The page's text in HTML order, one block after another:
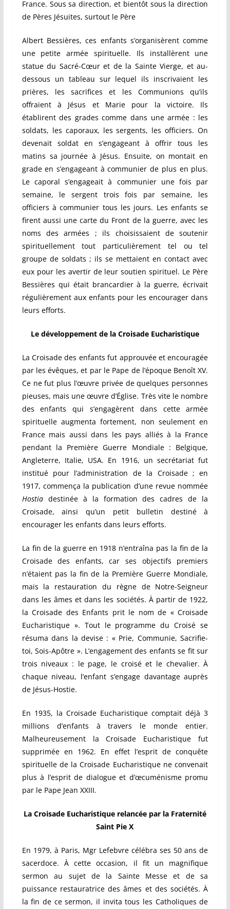
France. Sous sa direction, et bientôt sous la direction
de Pères Jésuites, surtout le Père
Albert Bessières, ces enfants s’organisèrent comme
une petite armée spirituelle. Ils installèrent une
statue du Sacré-Cœur et de la Sainte Vierge, et au-
dessous un tableau sur lequel ils inscrivaient les
prières, les sacrifices et les Communions qu’ils
offraient à Jésus et Marie pour la victoire. Ils
établirent des grades comme dans une armée : les
soldats, les caporaux, les sergents, les officiers. On
devenait soldat en s’engageant à offrir tous les
matins sa journée à Jésus. Ensuite, on montait en
grade en s’engageant à communier de plus en plus.
Le caporal s’engageait à communier une fois par
semaine, le sergent trois fois par semaine, les
officiers à communier tous les jours. Les enfants se
firent aussi une carte du Front de la guerre, avec les
noms des armées ; ils choisissaient de soutenir
spirituellement tout particulièrement tel ou tel
groupe de soldats ; ils se mettaient en contact avec
eux pour les avertir de leur soutien spirituel. Le Père
Bessières qui était brancardier à la guerre, écrivait
régulièrement aux enfants pour les encourager dans
leurs efforts.
Le développement de la Croisade Eucharistique
La Croisade des enfants fut approuvée et encouragée
par les évêques, et par le Pape de l’époque Benoît XV.
Ce ne fut plus l’œuvre privée de quelques personnes
pieuses, mais une œuvre d’Église. Très vite le nombre
des enfants qui s’engagèrent dans cette armée
spirituelle augmenta fortement, non seulement en
France mais aussi dans les pays alliés à la France
pendant la Première Guerre Mondiale : Belgique,
Angleterre, Italie, USA. En 1916, un secrétariat fut
institué pour l’administration de la Croisade ; en
1917, commença la publication d’une revue nommée
Hostia destinée à la formation des cadres de la
Croisade, ainsi qu’un petit bulletin destiné à
encourager les enfants dans leurs efforts.
La fin de la guerre en 1918 n’entraîna pas la fin de la
Croisade des enfants, car ses objectifs premiers
n’étaient pas la fin de la Première Guerre Mondiale,
mais la restauration du règne de Notre-Seigneur
dans les âmes et dans les sociétés. À partir de 1922,
la Croisade des Enfants prit le nom de « Croisade
Eucharistique ». Tout le programme du Croisé se
résuma dans la devise : « Prie, Communie, Sacrifie-
toi, Sois-Apôtre ». L’engagement des enfants se fit sur
trois niveaux : le page, le croisé et le chevalier. À
chaque niveau, l’enfant s’engage davantage auprès
de Jésus-Hostie.
En 1935, la Croisade Eucharistique comptait déjà 3
millions d’enfants à travers le monde entier.
Malheureusement la Croisade Eucharistique fut
supprimée en 1962. En effet l’esprit de conquête
spirituelle de la Croisade Eucharistique ne convenait
plus à l’esprit de dialogue et d’œcuménisme promu
par le Pape Jean XXIII.
La Croisade Eucharistique relancée par la Fraternité
Saint Pie X
En 1979, à Paris, Mgr Lefebvre célébra ses 50 ans de
sacerdoce. À cette occasion, il fit un magnifique
sermon au sujet de la Sainte Messe et de sa
puissance restauratrice des âmes et des sociétés. À
la fin de ce sermon, il invita tous les Catholiques de